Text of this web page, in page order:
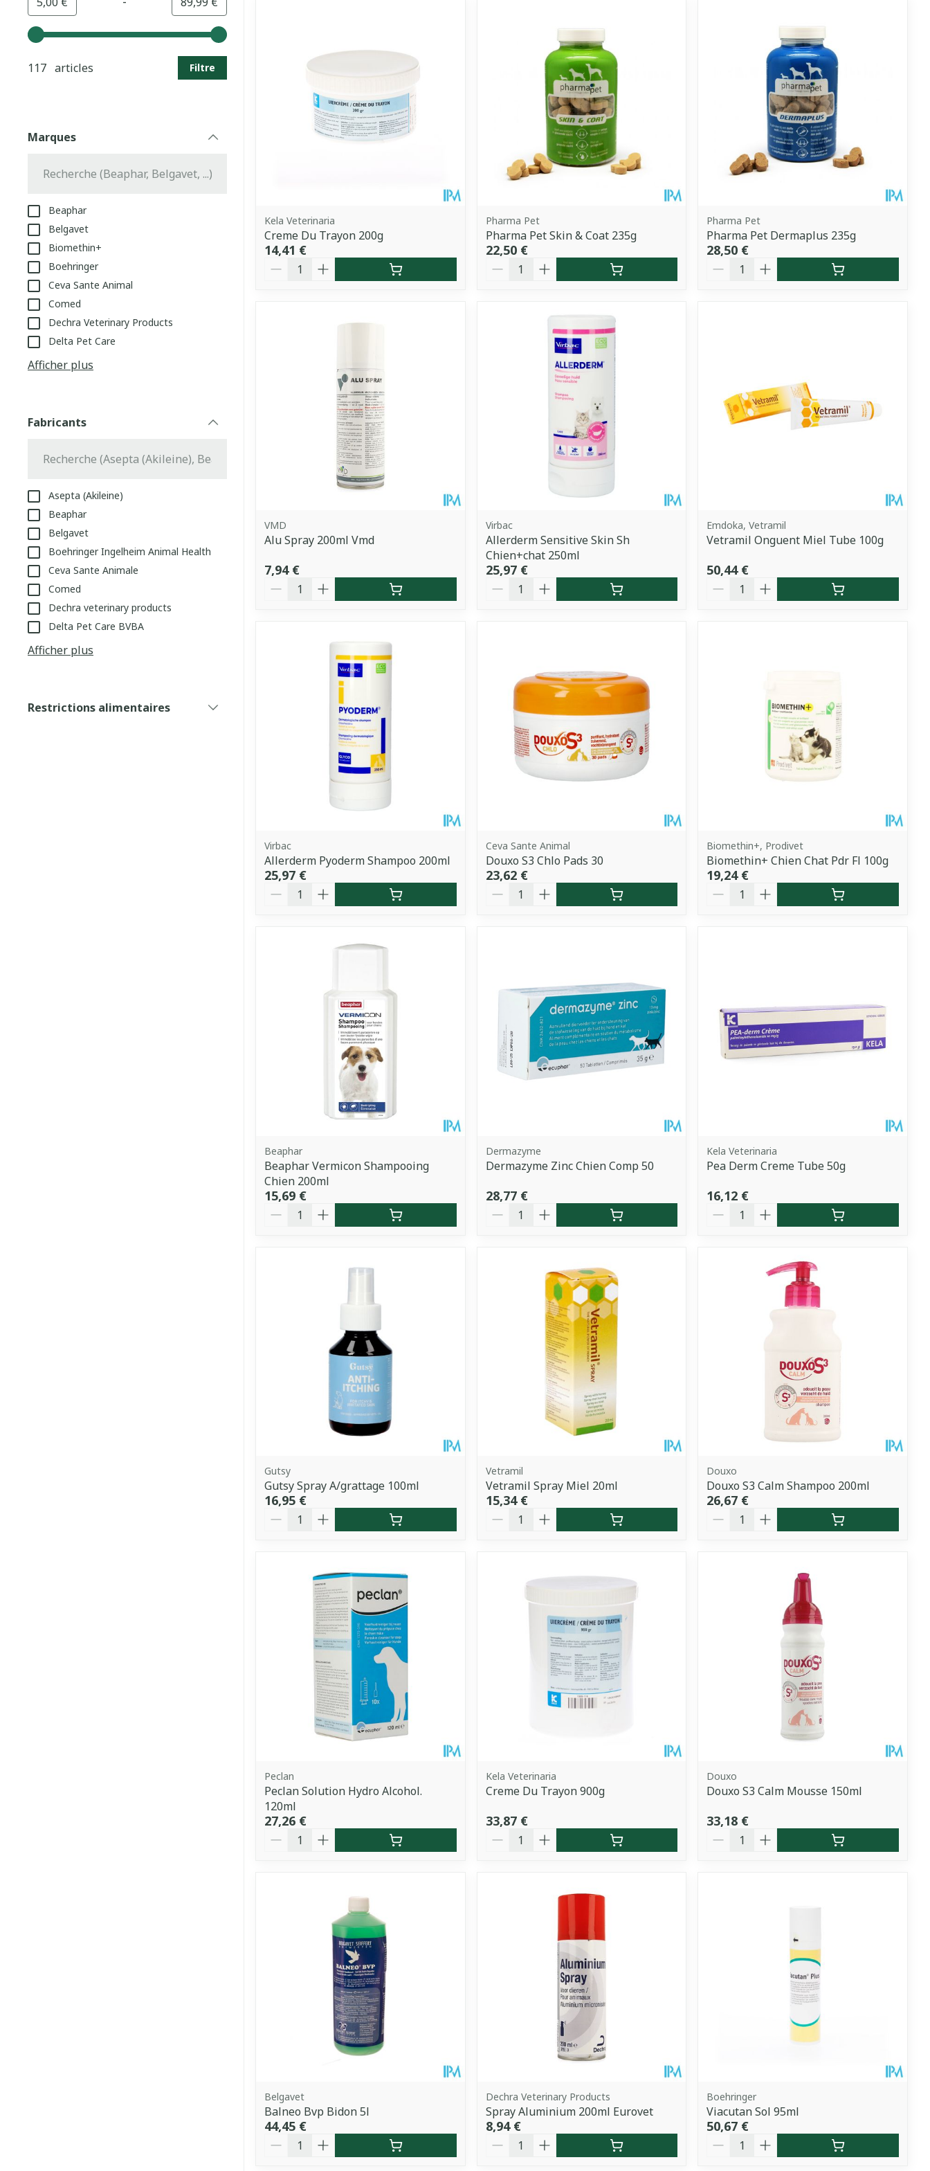
Utilisez les touches fléchées gauche et droite pour ajuster les valeurs minimales et maximales du prix.
117 articles
Filtre
Marques
Beaphar
Belgavet
Biomethin+
Boehringer
Ceva Sante Animal
Comed
Dechra Veterinary Products
Delta Pet Care
Afficher plus
Fabricants
Asepta (Akileine)
Beaphar
Belgavet
Boehringer Ingelheim Animal Health
Ceva Sante Animale
Comed
Dechra veterinary products
Delta Pet Care BVBA
Afficher plus
Restrictions alimentaires
Kela Veterinaria
Creme Du Trayon 200g
14,41 €
Quantité
Pharma Pet
Pharma Pet Skin & Coat 235g
22,50 €
Quantité
Pharma Pet
Pharma Pet Dermaplus 235g
28,50 €
Quantité
VMD
Alu Spray 200ml Vmd
7,94 €
Quantité
Virbac
Allerderm Sensitive Skin Sh
Chien+chat 250ml
25,97 €
Quantité
Emdoka, Vetramil
Vetramil Onguent Miel Tube 100g
50,44 €
Quantité
Virbac
Allerderm Pyoderm Shampoo 200ml
25,97 €
Quantité
Ceva Sante Animal
Douxo S3 Chlo Pads 30
23,62 €
Quantité
Biomethin+, Prodivet
Biomethin+ Chien Chat Pdr Fl 100g
19,24 €
Quantité
Beaphar
Beaphar Vermicon Shampooing
Chien 200ml
15,69 €
Quantité
Dermazyme
Dermazyme Zinc Chien Comp 50
28,77 €
Quantité
Kela Veterinaria
Pea Derm Creme Tube 50g
16,12 €
Quantité
Gutsy
Gutsy Spray A/grattage 100ml
16,95 €
Quantité
Vetramil
Vetramil Spray Miel 20ml
15,34 €
Quantité
Douxo
Douxo S3 Calm Shampoo 200ml
26,67 €
Quantité
Peclan
Peclan Solution Hydro Alcohol.
120ml
27,26 €
Quantité
Kela Veterinaria
Creme Du Trayon 900g
33,87 €
Quantité
Douxo
Douxo S3 Calm Mousse 150ml
33,18 €
Quantité
Belgavet
Balneo Bvp Bidon 5l
44,45 €
Quantité
Dechra Veterinary Products
Spray Aluminium 200ml Eurovet
8,94 €
Quantité
Boehringer
Viacutan Sol 95ml
50,67 €
Quantité